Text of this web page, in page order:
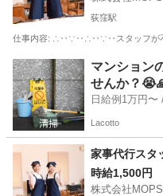
荻窪駅
仕事内容: ∴‥∵‥∴‥∵‥スタッフが不
東京 杉並区 荻窪駅 そ
マンション
せんか？
Lacotto
家事代行スタ
時給1,500円
株式会社MOPS